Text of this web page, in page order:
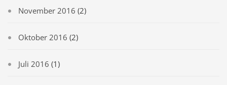
November 2016 (2)
Oktober 2016 (2)
Juli 2016 (1)